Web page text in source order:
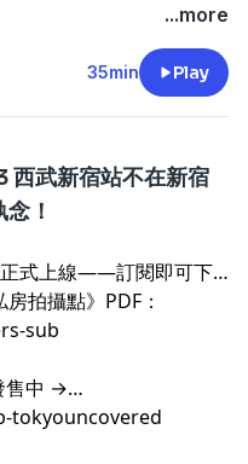
...more
35min Play
武新宿站不在新宿
！
式上線——訂閱即可下
拍攝點》PDF：
sub
售中 →
tokyouncovered